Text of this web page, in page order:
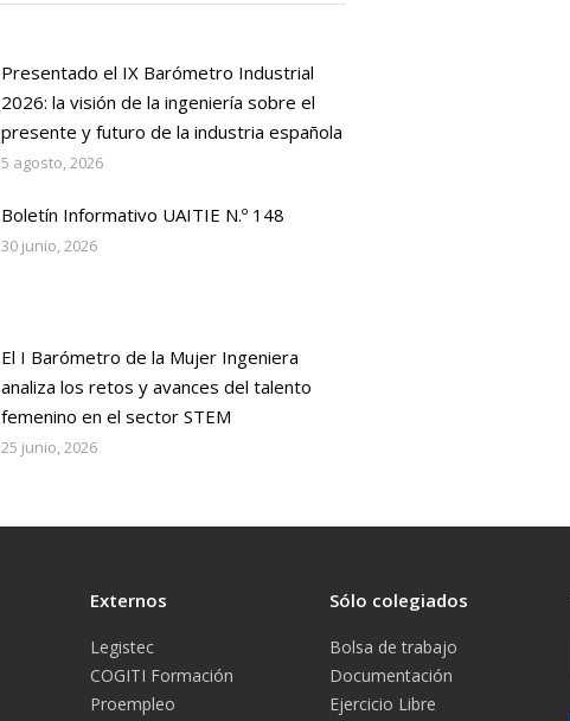
Presentado el IX Barómetro Industrial
2026: la visión de la ingeniería sobre el
presente y futuro de la industria española
5 agosto, 2026
Boletín Informativo UAITIE N.º 148
30 junio, 2026
El I Barómetro de la Mujer Ingeniera
analiza los retos y avances del talento
femenino en el sector STEM
25 junio, 2026
Externos
Legistec
COGITI Formación
Proempleo
Sólo colegiados
Bolsa de trabajo
Documentación
Ejercicio Libre